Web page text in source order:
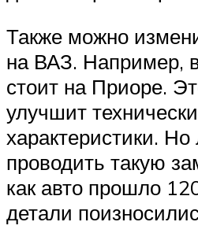
Также можно
на ВАЗ. Например,
стоит на Приоре.
улучшит
характеристики.
проводить такую
как авто прошло
детали